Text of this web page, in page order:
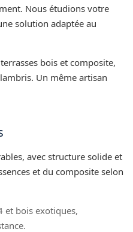
Nous étudions votre
solution adaptée au
bois et composite,
Un même artisan
avec structure solide et
et du composite selon
et bois exotiques,